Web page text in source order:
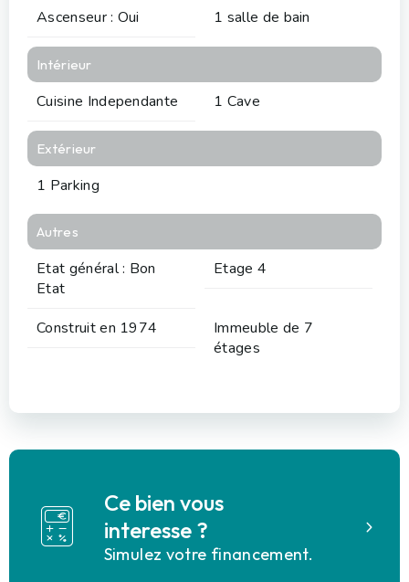
Ascenseur : Oui
1 salle de bain
Intérieur
Cuisine Independante 1 Cave
Extérieur
1 Parking
Autres
Etat général : Bon
Etat
Etage 4
Construit en 1974
Immeuble de 7
étages
Ce bien vous
interesse ?
Simulez votre financement.